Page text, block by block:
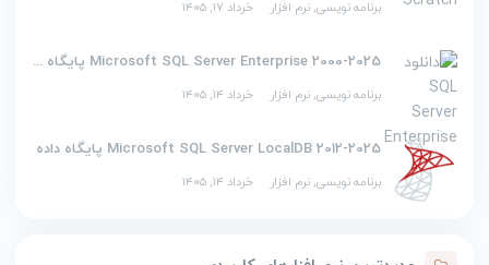
برنامه نویسی, نرم افزار خرداد ۱۷, ۱۴۰۵
2000-2025 Microsoft SQL Server Enterprise پایگاه داده
برنامه نویسی, نرم افزار خرداد ۱۴, ۱۴۰۵
2012-2025 Microsoft SQL Server LocalDB پایگاه داده
برنامه نویسی, نرم افزار خرداد ۱۴, ۱۴۰۵